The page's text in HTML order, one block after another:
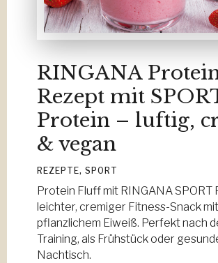
RINGANA
Rezept mit
Protein – luftig,
& vegan
REZEPTE, SPORT
Protein Fluff mit RINGANA SPORT
leichter, cremiger Fitness-Snack mit
pflanzlichem Eiweiß. Perfekt nach
Training, als Frühstück oder
Nachtisch.